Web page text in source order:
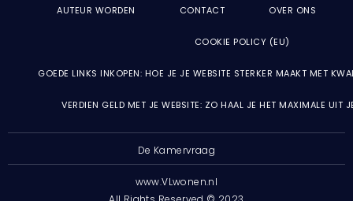
AUTEUR WORDEN CONTACT OVER ONS
COOKIE POLICY (EU)
GOEDE LINKS INKOPEN: HOE JE JE WEBSITE STERKER MAAKT MET
VERDIEN GELD MET JE WEBSITE: ZO HAAL JE HET MAXIMALE UIT
De Kamervraag
www.VLwonen.nl